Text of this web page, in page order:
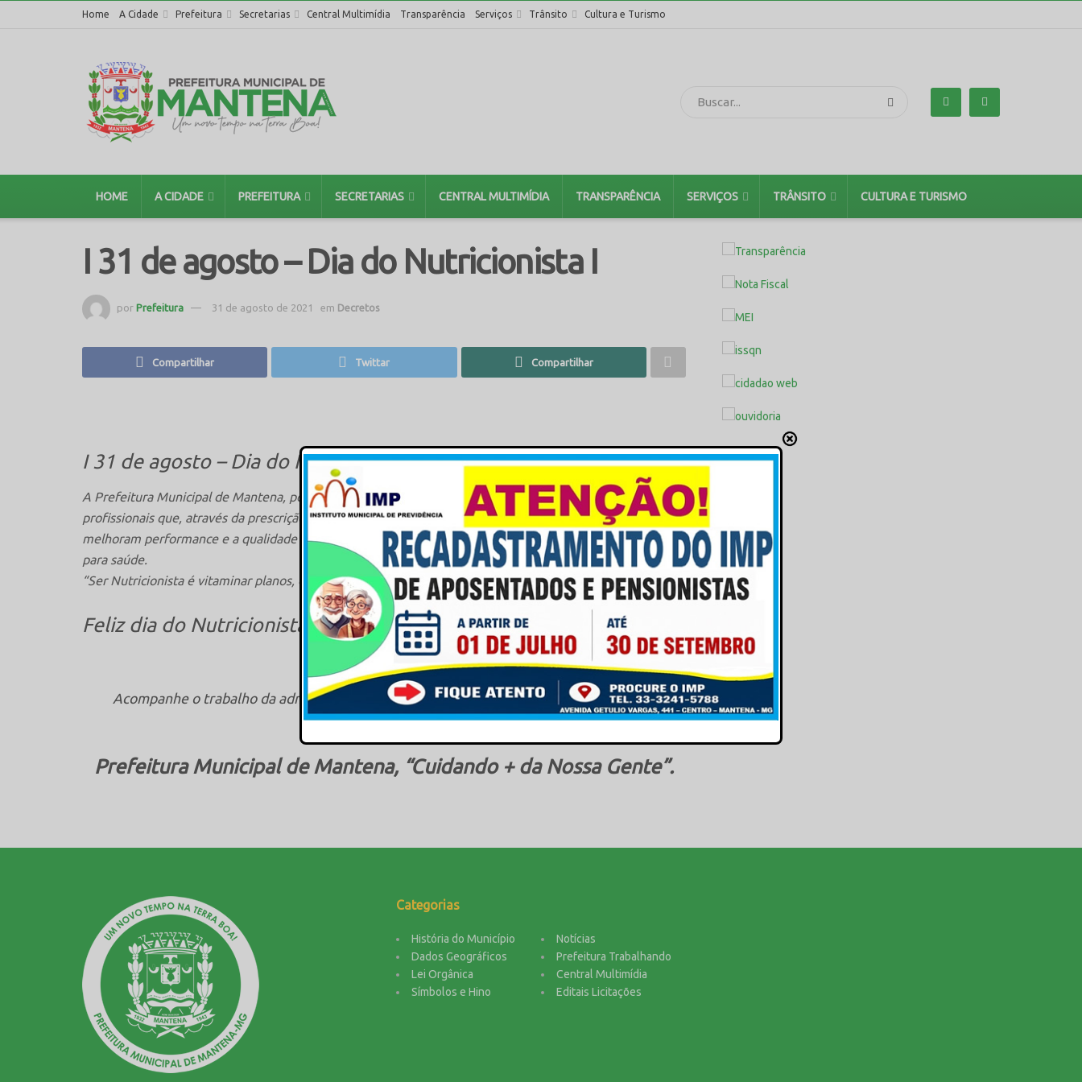
Home A Cidade Prefeitura Secretarias Central Multimídia Transparência Serviços Trânsito Cultura e Turismo
HOME A CIDADE PREFEITURA SECRETARIAS CENTRAL MULTIMÍDIA TRANSPARÊNCIA SERVIÇOS TRÂNSITO CULTURA E TURISMO
I 31 de agosto – Dia do Nutricionista I
por Prefeitura 31 de agosto de 2021 em Decretos
Compartilhar Twittar Compartilhar
I 31 de agosto – Dia do Nutricionista I
A Prefeitura Municipal de Mantena, por meio da Secretaria Municipal de Saúde vem homenagear aqueles
profissionais que, através da prescrição individualizada da dieta, previnem e combatem doenças e
melhoram performance e a qualidade de vida das pessoas. Vocês NUTRICIONISTAS são fundamentais
para saúde.
“Ser Nutricionista é vitaminar planos, dar energia aos sonhos e alimentar as ideias!”Carin Weirich
Feliz dia do Nutricionista! Sucesso!
Acompanhe o trabalho da administração municipal através das redes sociais oficiais do
município.
Prefeitura Municipal de Mantena, “Cuidando + da Nossa Gente”.
Categorias
História do Município
Dados Geográficos
Lei Orgânica
Símbolos e Hino
Notícias
Prefeitura Trabalhando
Central Multimídia
Editais Licitações